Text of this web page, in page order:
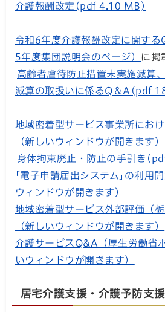
介護報酬改定(pdf 4.10 MB)
令和6年度介護報酬改定に関す
5年度集団説明会のページ） に掲
高齢者虐待防止措置未実施減算
減算の取扱いに係るQ＆A(pdf
地域密着型サービス事業所にお
（新しいウィンドウが開きます）
身体拘束廃止・防止の手引き
｢電子申請届出システム｣の利用
ウィンドウが開きます）
地域密着型サービス外部評価（栃
（新しいウィンドウが開きます）
介護サービスQ&A（厚生労働省
いウィンドウが開きます）
居宅介護支援・介護予防支援